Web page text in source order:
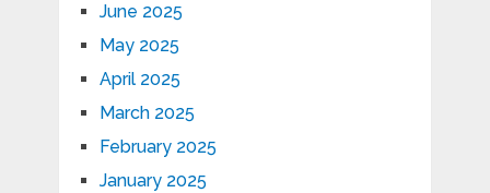
June 2025
May 2025
April 2025
March 2025
February 2025
January 2025